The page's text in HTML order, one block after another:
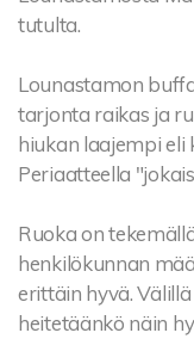
tutulta.
Lounastamon
tarjonta raikas ja
hiukan laajempi eli
Periaatteella
Ruoka on
henkilökunnan
erittäin hyvä.
heitetäänkö näin